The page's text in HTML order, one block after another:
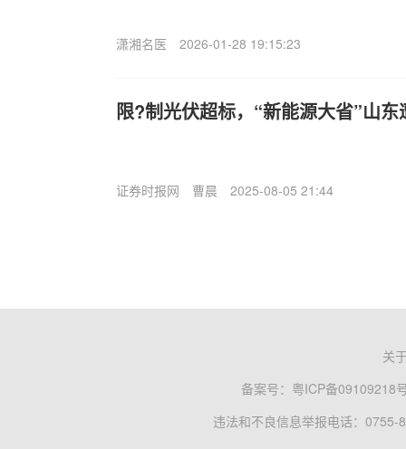
潇湘名医 2026-01-28 19:15:23
限?制光伏超标，“新能源大省”山
证券时报网 曹晨 2025-08-05 21:44
关
备案号： 粤ICP备09109218
违法和不良信息举报电话：0755-